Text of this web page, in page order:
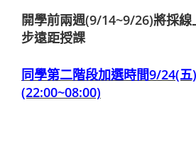
開學前兩週(9/14~9/26)將採
步遠距授課
同學第二階段加選時間9/24(
(22:00~08:00)